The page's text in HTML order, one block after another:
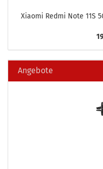
Xiao­mi Redmi Note 11S
Angebote